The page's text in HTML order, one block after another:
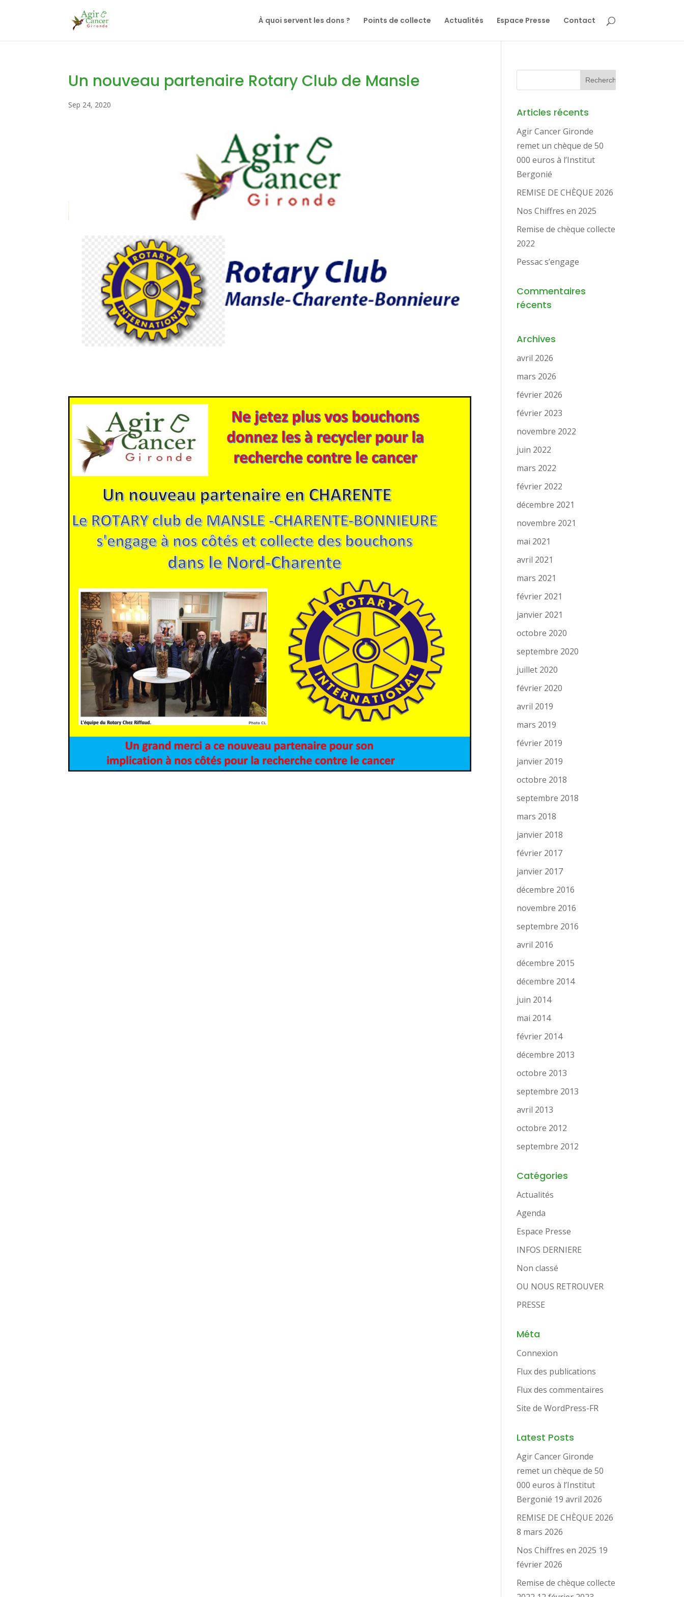
À quoi servent les dons ? Points de collecte Actualités Espace Presse Contact
Un nouveau partenaire Rotary Club de Mansle
Sep 24, 2020
Articles récents
Agir Cancer Gironde
remet un chèque de 50
000 euros à l’Institut
Bergonié
REMISE DE CHÈQUE 2026
Nos Chiffres en 2025
Remise de chèque collecte
2022
Pessac s’engage
Commentaires
récents
Archives
avril 2026
mars 2026
février 2026
février 2023
novembre 2022
juin 2022
mars 2022
février 2022
décembre 2021
novembre 2021
mai 2021
avril 2021
mars 2021
février 2021
janvier 2021
octobre 2020
septembre 2020
juillet 2020
février 2020
avril 2019
mars 2019
février 2019
janvier 2019
octobre 2018
septembre 2018
mars 2018
janvier 2018
février 2017
janvier 2017
décembre 2016
novembre 2016
septembre 2016
avril 2016
décembre 2015
décembre 2014
juin 2014
mai 2014
février 2014
décembre 2013
octobre 2013
septembre 2013
avril 2013
octobre 2012
septembre 2012
Catégories
Actualités
Agenda
Espace Presse
INFOS DERNIERE
Non classé
OU NOUS RETROUVER
PRESSE
Méta
Connexion
Flux des publications
Flux des commentaires
Site de WordPress-FR
Latest Posts
Agir Cancer Gironde
remet un chèque de 50
000 euros à l’Institut
Bergonié 19 avril 2026
REMISE DE CHÈQUE 2026
8 mars 2026
Nos Chiffres en 2025 19
février 2026
Remise de chèque collecte